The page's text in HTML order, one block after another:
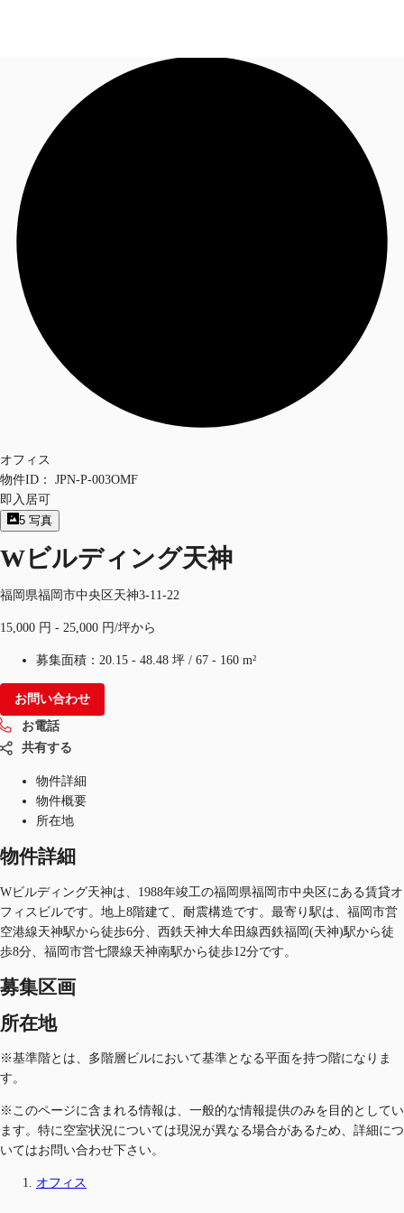
オフィス・事務所
倉庫・物流センター
お電話
オフィス
物件ID：
JPN-P-003OMF
即入居可
5 写真
Wビルディング天神
福岡県福岡市中央区天神3-11-22
15,000 円 - 25,000 円/坪から
募集面積： 20.15 - 48.48 坪 / 67 - 160 m²
お問い合わせ
お電話
共有する
物件詳細
物件概要
所在地
物件詳細
Wビルディング天神は、1988年竣工の福岡県福岡市中央区にある賃貸オ
フィスビルです。地上8階建て、耐震構造です。最寄り駅は、福岡市営
空港線天神駅から徒歩6分、西鉄天神大牟田線西鉄福岡(天神)駅から徒
歩8分、福岡市営七隈線天神南駅から徒歩12分です。
募集区画
所在地
※基準階とは、多階層ビルにおいて基準となる平面を持つ階になりま
す。
※このページに含まれる情報は、一般的な情報提供のみを目的としてい
ます。特に空室状況については現況が異なる場合があるため、詳細につ
いてはお問い合わせ下さい。
オフィス